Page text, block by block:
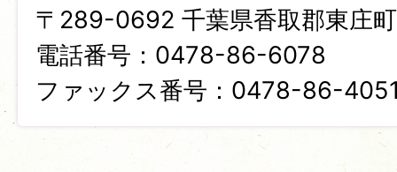
〒289-0692 千葉県香取郡東庄
電話番号：0478-86-6078
ファックス番号：0478-86-